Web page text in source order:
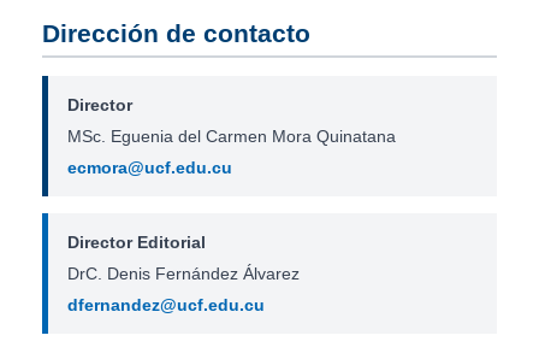
Dirección de contacto
Director
MSc. Eguenia del Carmen Mora Quinatana
ecmora@ucf.edu.cu
Director Editorial
DrC. Denis Fernández Álvarez
dfernandez@ucf.edu.cu